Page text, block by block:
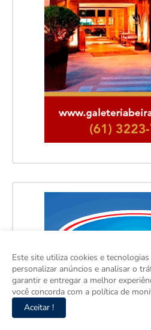
Este site utiliza cookies e
personalizar anúncios e analisar o
garantir e entregar a melhor
você concorda com a política de
Aceitar !